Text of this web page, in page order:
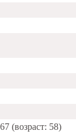
(возраст: 58)